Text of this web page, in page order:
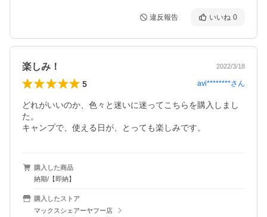
違反報告 いいね 0
楽しみ！ 2022/3/18
5 avi********さん
どれがいいのか、色々と迷いに迷ってこちらを購入しまし
た。
キャンプで、使える日が、とっても楽しみです。
購入した商品
納期/【即納】
購入したストア
マックスシェアーヤフー店